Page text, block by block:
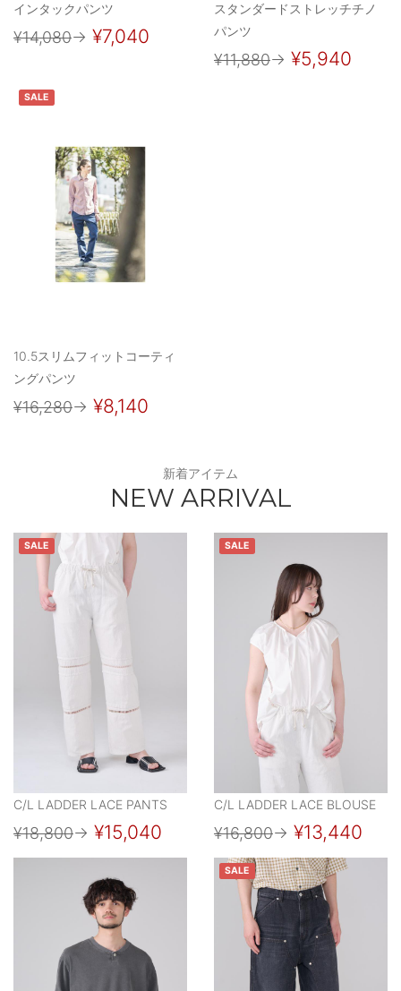
インタックパンツ
¥14,080→ ¥7,040
スタンダードストレッチチノ
パンツ
¥11,880→ ¥5,940
SALE
10.5スリムフィットコーティ
ングパンツ
¥16,280→ ¥8,140
新着アイテム
NEW ARRIVAL
SALE
C/L LADDER LACE PANTS
¥18,800→ ¥15,040
SALE
C/L LADDER LACE BLOUSE
¥16,800→ ¥13,440
SALE